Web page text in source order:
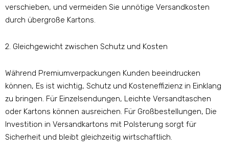
verschieben, und vermeiden Sie unnötige Versandkosten
durch übergroße Kartons.
2. Gleichgewicht zwischen Schutz und Kosten
Während Premiumverpackungen Kunden beeindrucken
können, Es ist wichtig, Schutz und Kosteneffizienz in Einklang
zu bringen. Für Einzelsendungen, Leichte Versandtaschen
oder Kartons können ausreichen. Für Großbestellungen, Die
Investition in Versandkartons mit Polsterung sorgt für
Sicherheit und bleibt gleichzeitig wirtschaftlich.